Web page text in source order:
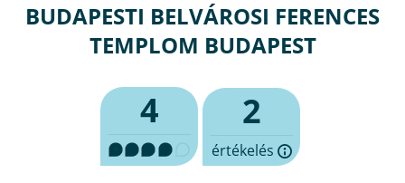
BUDAPESTI BELVÁROSI FERENCES
TEMPLOM BUDAPEST
4 2
értékelés